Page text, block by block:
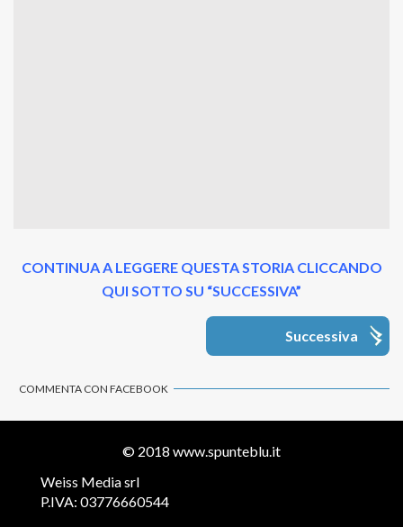
CONTINUA A LEGGERE QUESTA STORIA CLICCANDO
QUI SOTTO SU “SUCCESSIVA”
Successiva
COMMENTA CON FACEBOOK
© 2018 www.spunteblu.it
Weiss Media srl
P.IVA: 03776660544